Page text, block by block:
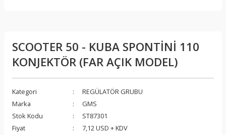
SCOOTER 50 - KUBA SPONTİNİ 110
KONJEKTÖR (FAR AÇIK MODEL)
Kategori
REGÜLATÖR GRUBU
Marka
GMS
Stok Kodu
ST87301
Fiyat
7,12 USD + KDV